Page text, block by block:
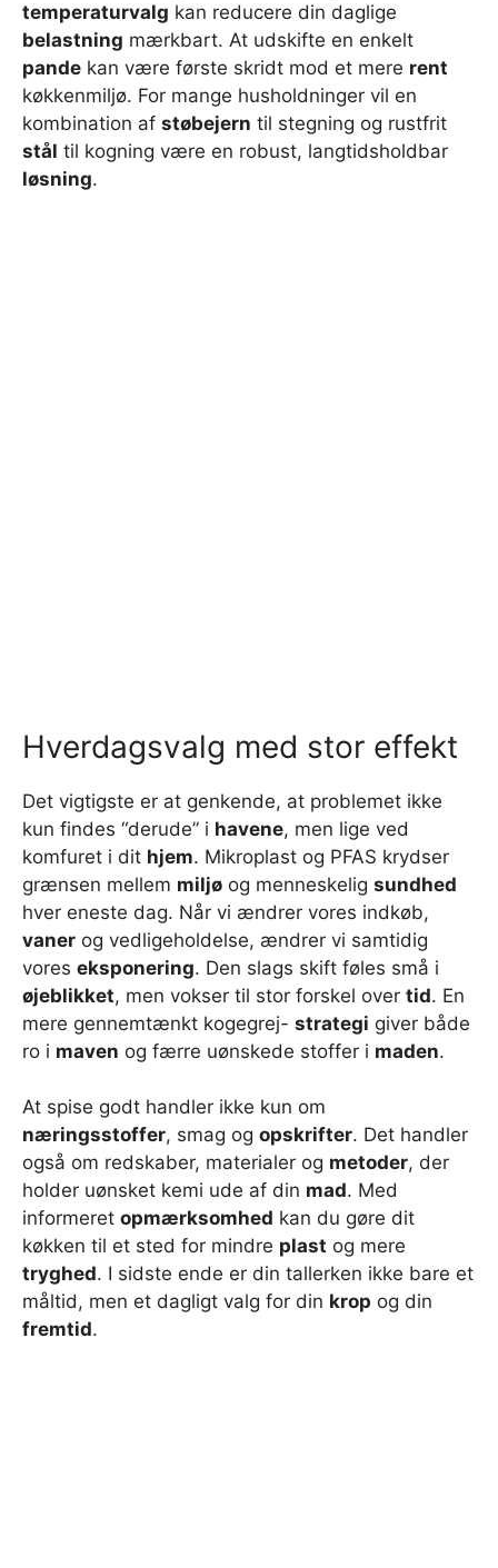
temperaturvalg kan reducere din daglige
belastning mærkbart. At udskifte en enkelt
pande kan være første skridt mod et mere rent
køkkenmiljø. For mange husholdninger vil en
kombination af støbejern til stegning og rustfrit
stål til kogning være en robust, langtidsholdbar
løsning.
Hverdagsvalg med stor effekt
Det vigtigste er at genkende, at problemet ikke
kun findes “derude” i havene, men lige ved
komfuret i dit hjem. Mikroplast og PFAS krydser
grænsen mellem miljø og menneskelig sundhed
hver eneste dag. Når vi ændrer vores indkøb,
vaner og vedligeholdelse, ændrer vi samtidig
vores eksponering. Den slags skift føles små i
øjeblikket, men vokser til stor forskel over tid. En
mere gennemtænkt kogegrej- strategi giver både
ro i maven og færre uønskede stoffer i maden.
At spise godt handler ikke kun om
næringsstoffer, smag og opskrifter. Det handler
også om redskaber, materialer og metoder, der
holder uønsket kemi ude af din mad. Med
informeret opmærksomhed kan du gøre dit
køkken til et sted for mindre plast og mere
tryghed. I sidste ende er din tallerken ikke bare et
måltid, men et dagligt valg for din krop og din
fremtid.